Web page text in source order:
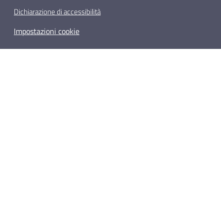
Dichiarazione di accessibilità
Impostazioni cookie